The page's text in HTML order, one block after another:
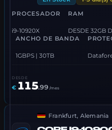
PROCESADOR
i9-10920X
RAM
DESDE 32GB
ANCHO DE BANDA
1GBPS | 30TB
DESDE
€ 115.99 /mes
Frankfurt, Alemania